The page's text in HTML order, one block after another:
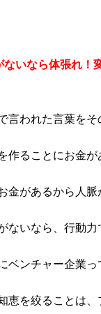
ないなら体張れ！
言われた言葉を
作ることにお金
金があるから人脈
ないなら、行動力
ベンチャー企業っ
恵を絞ることは、